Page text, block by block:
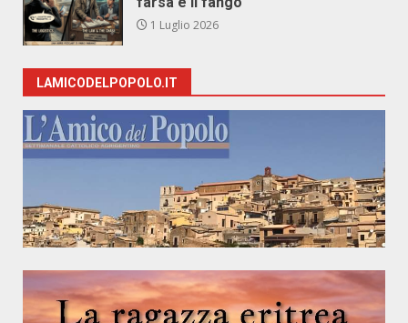
1 Luglio 2026
LAMICODELPOPOLO.IT